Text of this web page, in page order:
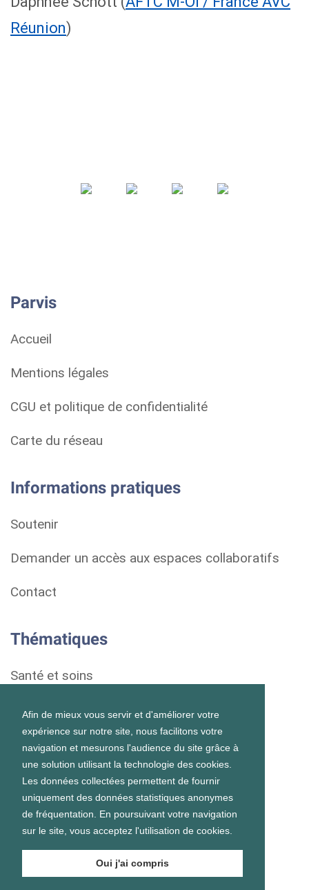
Afin de mieux vous servir et d'améliorer votre
expérience sur notre site, nous facilitons votre
navigation et mesurons l'audience du site grâce à
une solution utilisant la technologie des cookies.
Les données collectées permettent de fournir
uniquement des données statistiques anonymes
de fréquentation. En poursuivant votre navigation
sur le site, vous acceptez l'utilisation de cookies.
Oui j'ai compris
Réunion)
Parvis
Accueil
Mentions légales
CGU et politique de confidentialité
Carte du réseau
Informations pratiques
Soutenir
Demander un accès aux espaces collaboratifs
Contact
Thématiques
Santé et soins
Droits et démarches
Habitat
Formation et vie scolaire
Emploi et vie professionnelle
Prévention